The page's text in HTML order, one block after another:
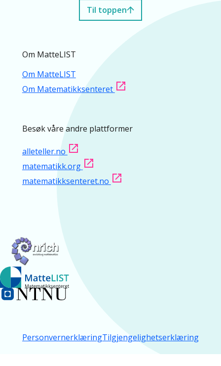
Til toppen
Om MatteLIST
Om MatteLIST
Om Matematikksenteret
Besøk våre andre plattformer
alleteller.no
matematikk.org
matematikksenteret.no
PersonvernerklæringTilgjengelighetserklæring